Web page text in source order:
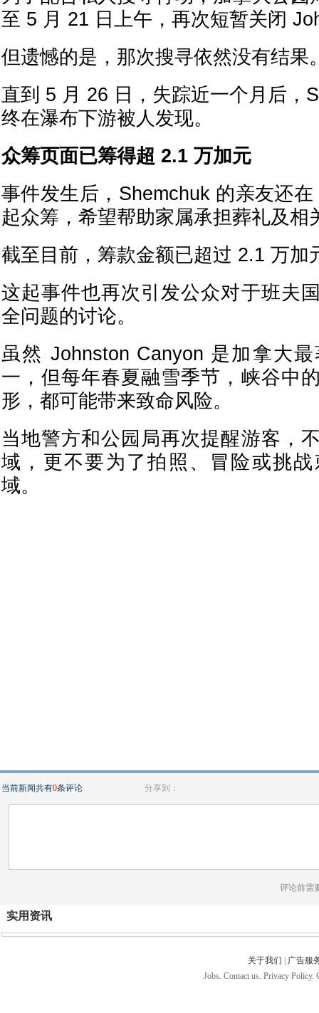
至 5 月 21 日上午，再次短暂关闭
但遗憾的是，那次搜寻依然没有结果
直到 5 月 26 日，失踪近一个月后，
终在瀑布下游被人发现。
众筹页面已筹得超 2.1 万加元
事件发生后，Shemchuk 的亲友还
起众筹，希望帮助家属承担葬礼及相
截至目前，筹款金额已超过 2.1 万加
这起事件也再次引发公众对于班夫
全问题的讨论。
虽然 Johnston Canyon 是加拿大
一，但每年春夏融雪季节，峡谷中
形，都可能带来致命风险。
当地警方和公园局再次提醒游客，
域，更不要为了拍照、冒险或挑
域。
当前新闻共有0条评论 分享到：
评论前需
实用资讯
关于我们
广告服
Jobs. Contact us. Privacy